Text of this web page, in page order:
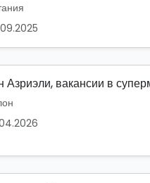
Азриэли, вакансии в